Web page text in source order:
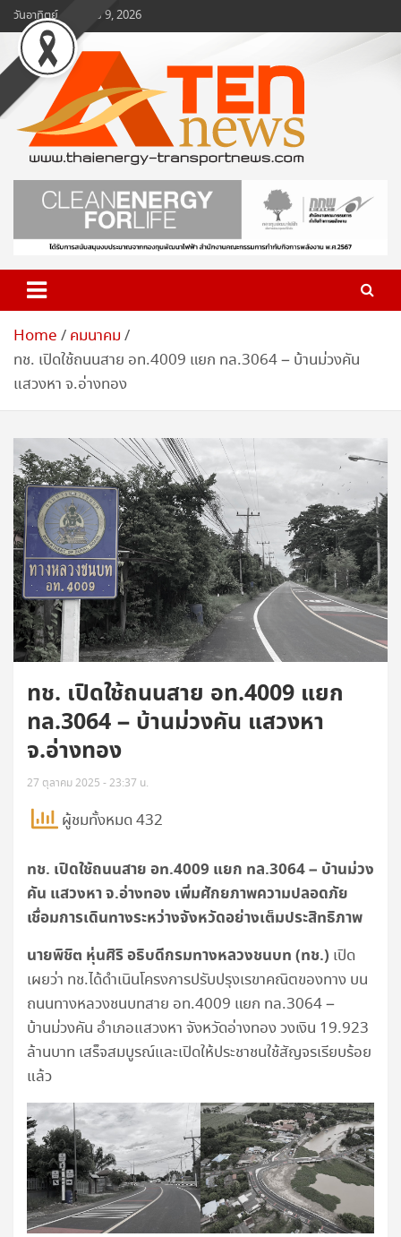
Skip
to
content
วันอาทิตย์, สิงหาคม 9, 2026
www.ten-news.com
ข่าวพลังงานและคมนาคม
Home
คมนาคม
ทช. เปิดใช้ถนนสาย อท.4009 แยก ทล.3064 – บ้านม่วงคัน
แสวงหา จ.อ่างทอง
ทช. เปิดใช้ถนนสาย อท.4009 แยก
ทล.3064 – บ้านม่วงคัน แสวงหา
จ.อ่างทอง
27 ตุลาคม 2025 - 23:37 น.
ผู้ชมทั้งหมด 432
ทช. เปิดใช้ถนนสาย อท.4009 แยก ทล.3064 – บ้านม่วง
คัน แสวงหา จ.อ่างทอง เพิ่มศักยภาพความปลอดภัย
เชื่อมการเดินทางระหว่างจังหวัดอย่างเต็มประสิทธิภาพ
นายพิชิต หุ่นศิริ อธิบดีกรมทางหลวงชนบท (ทช.) เปิด
เผยว่า ทช.ได้ดำเนินโครงการปรับปรุงเรขาคณิตของทาง บน
ถนนทางหลวงชนบทสาย อท.4009 แยก ทล.3064 –
บ้านม่วงคัน อำเภอแสวงหา จังหวัดอ่างทอง วงเงิน 19.923
ล้านบาท เสร็จสมบูรณ์และเปิดให้ประชาชนใช้สัญจรเรียบร้อย
แล้ว